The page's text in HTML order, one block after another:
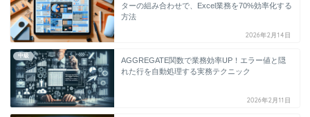
ターの組み合わせで、Excel業務を70%効率化する
方法
2026年2月14日
中級
AGGREGATE関数で業務効率UP！エラー値と隠
れた行を自動処理する実務テクニック
2026年2月11日